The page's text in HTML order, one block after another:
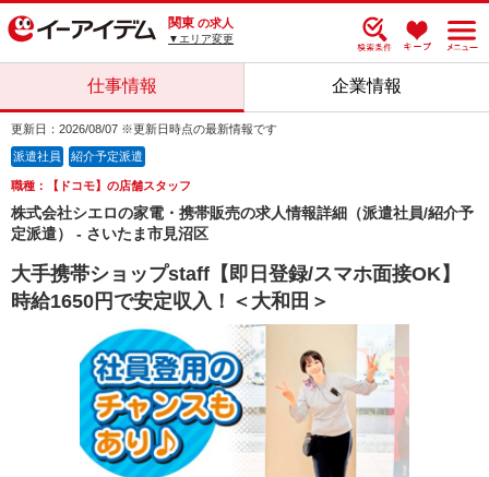
関東 の求人
▼エリア変更
仕事情報 企業情報
更新日：2026/08/07 ※更新日時点の最新情報です
派遣社員 紹介予定派遣
職種：【ドコモ】の店舗スタッフ
株式会社シエロの家電・携帯販売の求人情報詳細（派遣社員/紹介予
定派遣） - さいたま市見沼区
大手携帯ショップstaff【即日登録/スマホ面接OK】
時給1650円で安定収入！＜大和田＞